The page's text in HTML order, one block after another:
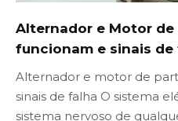
Alternador e Motor de
funcionam e sinais de
Alternador e motor de
sinais de falha O sistema
sistema nervoso de